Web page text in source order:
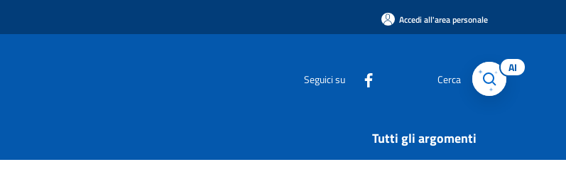
Accedi all'area personale
Seguici su Cerca
AI
Tutti gli argomenti